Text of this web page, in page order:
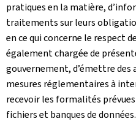
pratiques en la matière,
traitements sur leurs
en ce qui concerne le respect
également chargée de
gouvernement, d’émettre des
mesures réglementaires à
recevoir les formalités
fichiers et banques de données.